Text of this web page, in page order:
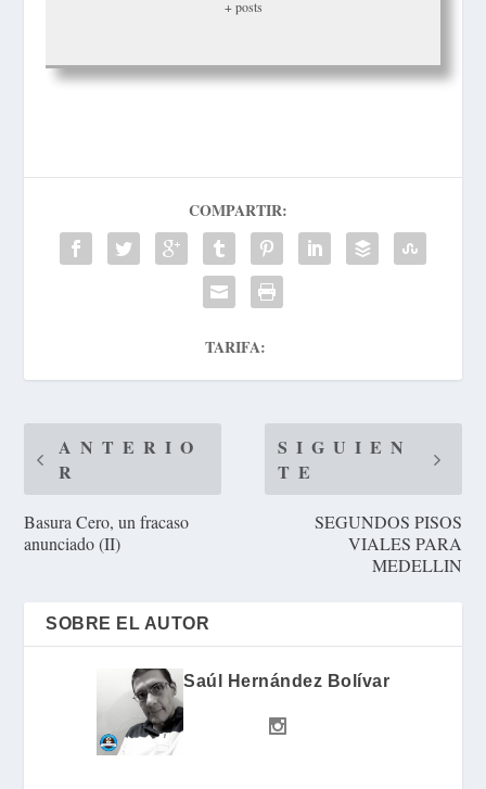
+ posts
COMPARTIR:
TARIFA:
ANTERIO
R
Basura Cero, un fracaso
anunciado (II)
SIGUIEN
TE
SEGUNDOS PISOS
VIALES PARA
MEDELLIN
SOBRE EL AUTOR
Saúl Hernández Bolívar